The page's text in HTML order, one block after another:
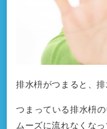
排水枡がつまると、
つまっている排水枡
ムーズに流れなくなっ